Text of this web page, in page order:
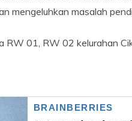
mengeluhkan masalah
RW 01, RW 02 kelurahan